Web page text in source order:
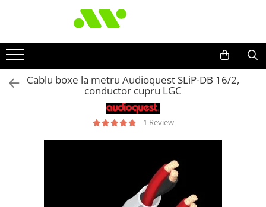
Cablu boxe la metru Audioquest SLiP-DB 16/2,
conductor cupru LGC
1 Review